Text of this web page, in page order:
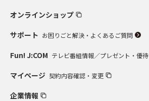
オンラインショップ
サポート お困りごと解決・よくあるご質問
Fun! J:COM テレビ番組情報／プレゼント・優待
マイページ 契約内容確認・変更
企業情報